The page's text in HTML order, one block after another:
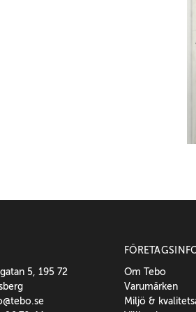
5, 195 72
Om Tebo
Varumärken
Miljö &